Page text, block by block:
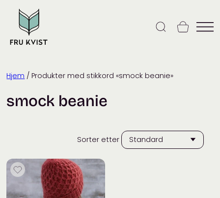
content
Hjem / Produkter med stikkord «smock beanie»
smock beanie
Sorter etter